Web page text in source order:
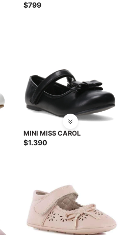
$799
MINI MISS CAROL
$1.390